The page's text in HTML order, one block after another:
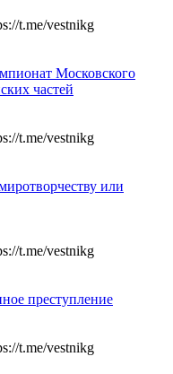
t.me/vestnikg
Московского
частей
t.me/vestnikg
или
t.me/vestnikg
преступление
t.me/vestnikg